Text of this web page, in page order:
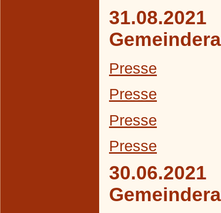
31.08.2021
Presse
Presse
Presse
Presse
30.06.2021